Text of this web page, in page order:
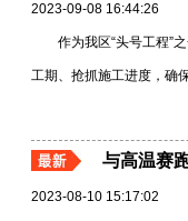
2023-09-08 16:44:26
作为我区“头号工程”
工期、抢抓施工进度，确
与高温赛
2023-08-10 15:17:02